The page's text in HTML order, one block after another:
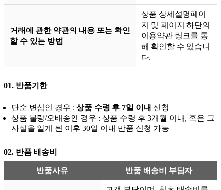
거래에 관한 약관의 내용 또는 확인
할 수 있는 방법
상품 상세설명페이
지 및 페이지 하단의
이용약관 링크를 통
해 확인할 수 있습니
다.
01. 반품기한
단순 변심인 경우 : 상품 수령 후 7일 이내 신청
상품 불량/오배송인 경우 : 상품 수령 후 3개월 이내, 혹은 그
사실을 알게 된 이후 30일 이내 반품 신청 가능
02. 반품 배송비
반품사유 반품 배송비 부담자